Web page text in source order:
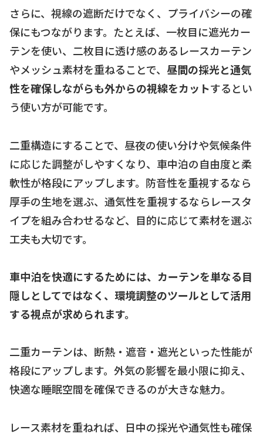
さらに、視線の遮断だけでなく、プライバシーの確
保にもつながります。たとえば、一枚目に遮光カー
テンを使い、二枚目に透け感のあるレースカーテン
やメッシュ素材を重ねることで、 昼間の採光と通気
性を確保しながらも外からの視線をカットするとい
う使い方が可能です。
二重構造にすることで、昼夜の使い分けや気候条件
に応じた調整がしやすくなり、車中泊の自由度と柔
軟性が格段にアップします。防音性を重視するなら
厚手の生地を選ぶ、通気性を重視するならレースタ
イプを組み合わせるなど、目的に応じて素材を選ぶ
工夫も大切です。
車中泊を快適にするためには、カーテンを単なる目
隠しとしてではなく、環境調整のツールとして活用
する視点が求められます。
二重カーテンは、断熱・遮音・遮光といった性能が
格段にアップします。外気の影響を最小限に抑え、
快適な睡眠空間を確保できるのが大きな魅力。
レース素材を重ねれば、日中の採光や通気性も確保